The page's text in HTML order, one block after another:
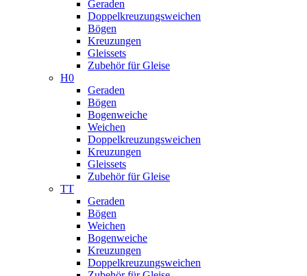
Geraden
Doppelkreuzungsweichen
Bögen
Kreuzungen
Gleissets
Zubehör für Gleise
H0
Geraden
Bögen
Bogenweiche
Weichen
Doppelkreuzungsweichen
Kreuzungen
Gleissets
Zubehör für Gleise
TT
Geraden
Bögen
Weichen
Bogenweiche
Kreuzungen
Doppelkreuzungsweichen